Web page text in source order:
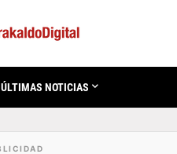
ÚLTIMAS NOTICIAS